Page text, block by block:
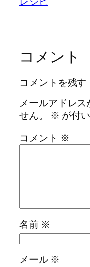
コメント
コメントを残す
メールアドレ
せん。
※ が付
コメント ※
名前 ※
メール ※